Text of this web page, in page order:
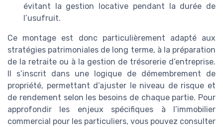
évitant la gestion locative pendant la durée de
l’usufruit.
Ce montage est donc particulièrement adapté aux
stratégies patrimoniales de long terme, à la préparation
de la retraite ou à la gestion de trésorerie d’entreprise.
Il s’inscrit dans une logique de démembrement de
propriété, permettant d’ajuster le niveau de risque et
de rendement selon les besoins de chaque partie. Pour
approfondir les enjeux spécifiques à l’immobilier
commercial pour les particuliers, vous pouvez consulter